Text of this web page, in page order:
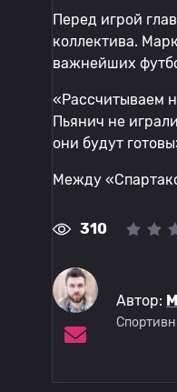
Перед игрой
коллектива.
важнейших
«Рассчитываем
Пьянич не
они будут
Между
310
Автор: